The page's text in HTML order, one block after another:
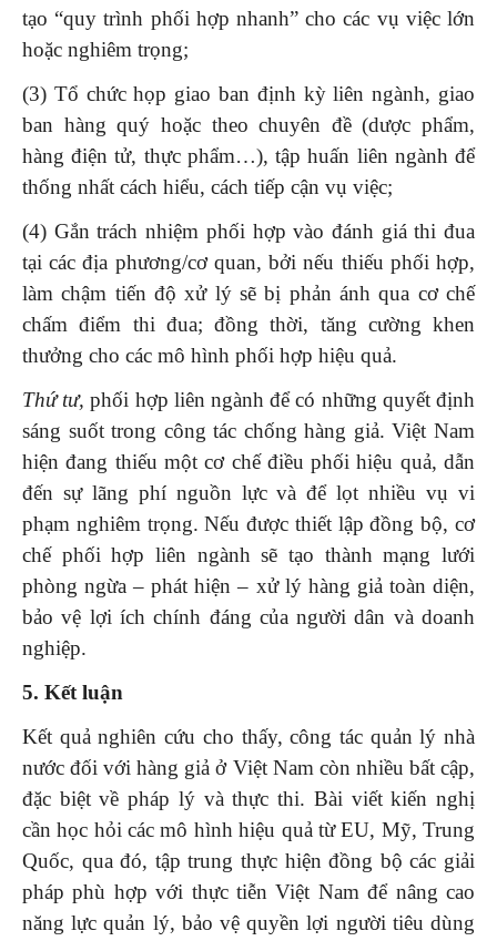
tạo “quy trình phối hợp nhanh” cho các vụ việc lớn
hoặc nghiêm trọng;
(3) Tổ chức họp giao ban định kỳ liên ngành, giao
ban hàng quý hoặc theo chuyên đề (dược phẩm,
hàng điện tử, thực phẩm…), tập huấn liên ngành để
thống nhất cách hiểu, cách tiếp cận vụ việc;
(4) Gắn trách nhiệm phối hợp vào đánh giá thi đua
tại các địa phương/cơ quan, bởi nếu thiếu phối hợp,
làm chậm tiến độ xử lý sẽ bị phản ánh qua cơ chế
chấm điểm thi đua; đồng thời, tăng cường khen
thưởng cho các mô hình phối hợp hiệu quả.
Thứtư,phối hợp liên ngành để có những quyết định
sáng suốt trong công tác chống hàng giả. Việt Nam
hiện đang thiếu một cơ chế điều phối hiệu quả, dẫn
đến sự lãng phí nguồn lực và để lọt nhiều vụ vi
phạm nghiêm trọng. Nếu được thiết lập đồng bộ, cơ
chế phối hợp liên ngành sẽ tạo thành mạng lưới
phòng ngừa – phát hiện – xử lý hàng giả toàn diện,
bảo vệ lợi ích chính đáng của người dân và doanh
nghiệp.
5. Kết luận
Kết quả nghiên cứu cho thấy, công tác quản lý nhà
nước đối với hàng giả ở Việt Nam còn nhiều bất cập,
đặc biệt về pháp lý và thực thi. Bài viết kiến nghị
cần học hỏi các mô hình hiệu quả từ EU, Mỹ, Trung
Quốc, qua đó, tập trung thực hiện đồng bộ các giải
pháp phù hợp với thực tiễn Việt Nam để nâng cao
năng lực quản lý, bảo vệ quyền lợi người tiêu dùng